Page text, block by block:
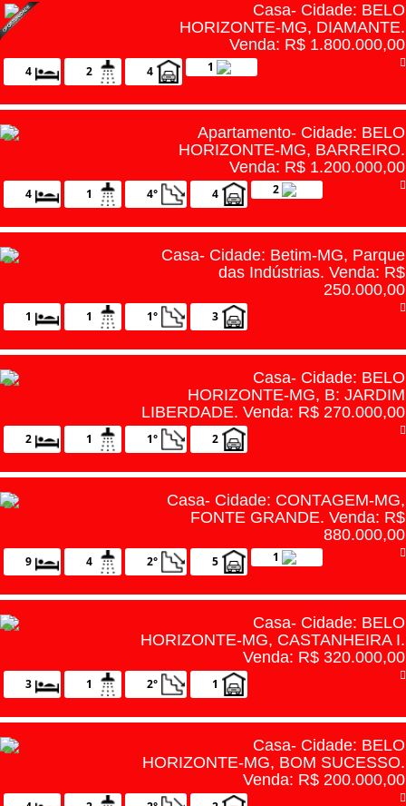
Casa- Cidade: BELO
HORIZONTE-MG, DIAMANTE.
Venda: R$ 1.800.000,00
4 2 4 1
Apartamento- Cidade: BELO
HORIZONTE-MG, BARREIRO.
Venda: R$ 1.200.000,00
4 1 4° 4 2
Casa- Cidade: Betim-MG, Parque
das Indústrias. Venda: R$
250.000,00
1 1 1° 3
Casa- Cidade: BELO
HORIZONTE-MG, B: JARDIM
LIBERDADE. Venda: R$ 270.000,00
2 1 1° 2
Casa- Cidade: CONTAGEM-MG,
FONTE GRANDE. Venda: R$
880.000,00
9 4 2° 5 1
Casa- Cidade: BELO
HORIZONTE-MG, CASTANHEIRA I.
Venda: R$ 320.000,00
3 1 2° 1
Casa- Cidade: BELO
HORIZONTE-MG, BOM SUCESSO.
Venda: R$ 200.000,00